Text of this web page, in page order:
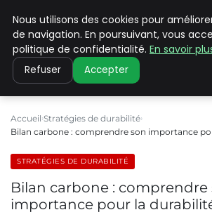
CLIMATE C
Accueil Stratégies de durabilité
Bilan carbone : comprendre son importance
STRATÉGIES DE DURABILITÉ
Bilan carbone : comprendre
importance pour la
Nous utilisons des cookies pour
de navigation. En poursuivant, vous
politique de confidentialité. En savoir
Refuser Accepter